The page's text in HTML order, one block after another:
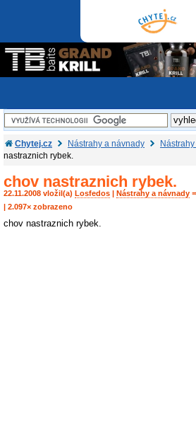
Chytej.cz Nástrahy a návnady
nastraznich rybek.
chov nastraznich rybek.
22.11.2008 vložil(a) Losfedos Nástrahy a návnady
| 2.097× zobrazeno
chov nastraznich rybek.